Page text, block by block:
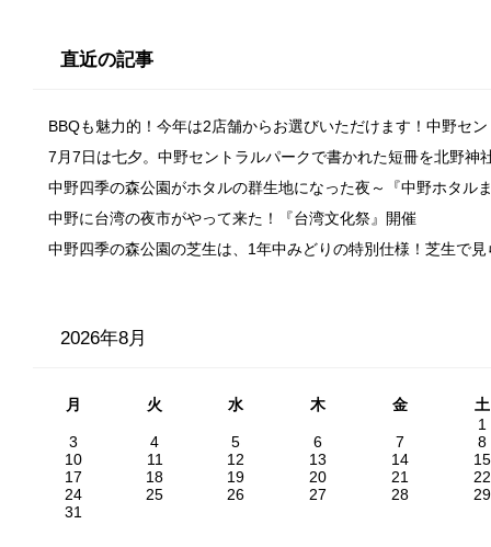
直近の記事
BBQも魅力的！今年は2店舗からお選びいただけます！中野セ
7月7日は七夕。中野セントラルパークで書かれた短冊を北野神
中野四季の森公園がホタルの群生地になった夜～『中野ホタル
中野に台湾の夜市がやって来た！『台湾文化祭』開催
中野四季の森公園の芝生は、1年中みどりの特別仕様！芝生で
2026年8月
月 火 水 木 金
土
1
3
4 5 6 7
8
10
11 12 13 14
15
17
18 19 20 21
22
24
25 26 27 28
29
31